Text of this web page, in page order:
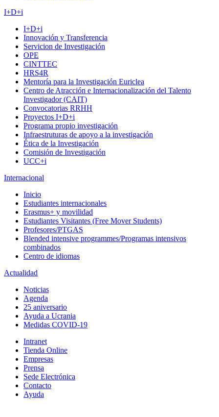
I+D+i
I+D+i
Innovación y Transferencia
Servicion de Investigación
OPE
CINTTEC
HRS4R
Mentoría para la Investigación Euriclea
Centro de Atracción e Internacionalización del Talento
Investigador (CAIT)
Convocatorias RRHH
Proyectos I+D+i
Programa propio investigación
Infraestruturas de apoyo a la investigación
Ética de la Investigación
Comisión de Investigación
UCC+i
Internacional
Inicio
Estudiantes internacionales
Erasmus+ y movilidad
Estudiantes Visitantes (Free Mover Students)
Profesores/PTGAS
Blended intensive programmes/Programas intensivos
combinados
Centro de idiomas
Actualidad
Noticias
Agenda
25 aniversario
Ayuda a Ucrania
Medidas COVID-19
Intranet
Tienda Online
Empresas
Prensa
Sede Electrónica
Contacto
Ayuda